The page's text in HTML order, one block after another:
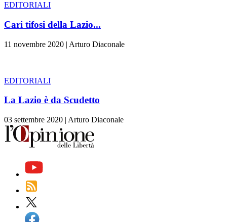
EDITORIALI
Cari tifosi della Lazio...
11 novembre 2020 | Arturo Diaconale
EDITORIALI
La Lazio è da Scudetto
03 settembre 2020 | Arturo Diaconale